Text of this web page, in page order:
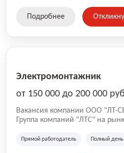
Подробнее
Электромонтажник
от 150 000 до 200 000
Вакансия компании ООО "ЛТ-
Группа компаний "ЛТС" на
обслуживании лифтового
Прямой работодатель Полный день